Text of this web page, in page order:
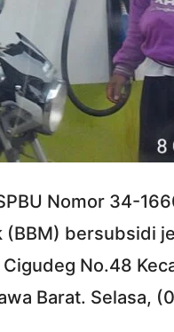
Nomor 34-
(BBM) bersubsidi
No.48
Barat. Selasa,